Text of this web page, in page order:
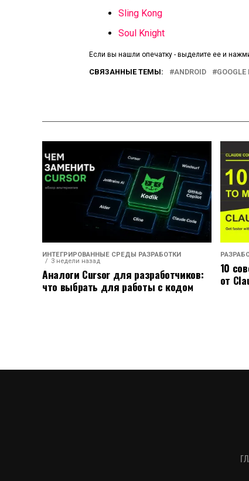
Sling Kong
Soul Knight
Если вы нашли опечатку - выделите ее и
СВЯЗАННЫЕ ТЕМЫ: ANDROID GOOGLE
ИНТЕГРИРОВАННЫЕ СРЕДЫ РАЗРАБОТКИ
3 недели назад
Аналоги Cursor для разработчиков:
что выбрать для работы с кодом
10
от